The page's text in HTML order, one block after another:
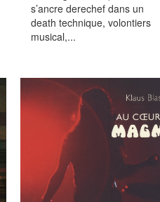
s’ancre derechef dans un
death technique, volontiers
musical,...